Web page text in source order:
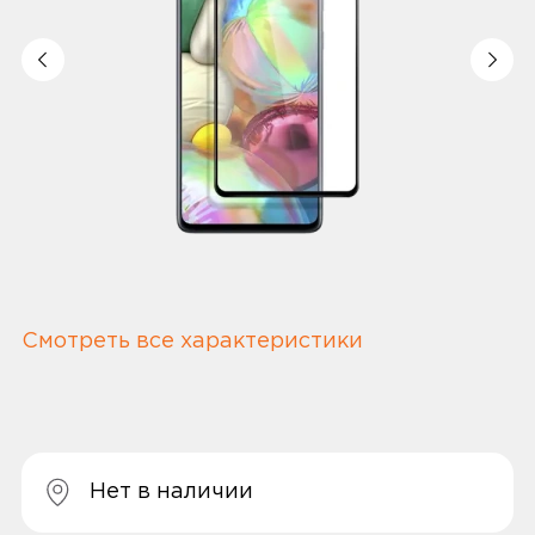
Смотреть все характеристики
Нет в наличии